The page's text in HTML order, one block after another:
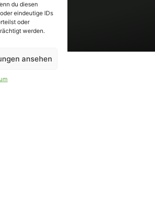
du diesen
eindeutige IDs
oder
werden.
ansehen